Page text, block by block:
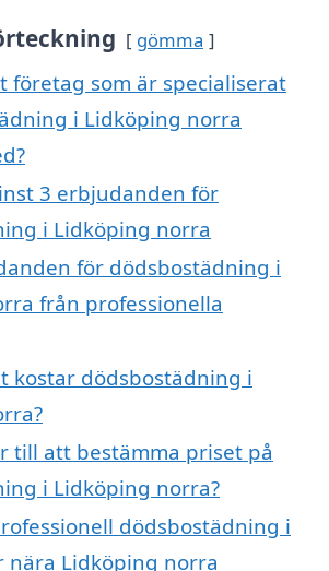
gömma
företag som är specialiserat
i Lidköping norra
3 erbjudanden för
i Lidköping norra
för dödsbostädning i
från professionella
kostar dödsbostädning i
till att bestämma priset på
i Lidköping norra?
dödsbostädning i
nära Lidköping norra